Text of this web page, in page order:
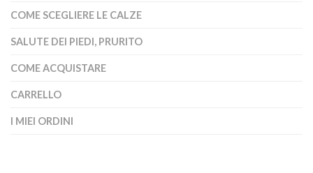
COME SCEGLIERE LE CALZE
SALUTE DEI PIEDI, PRURITO
COME ACQUISTARE
CARRELLO
I MIEI ORDINI